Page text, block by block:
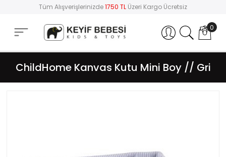
Tüm Alışverişlerinizde1750 TL Üzeri Kargo Ücretsiz
Hesabım 0
ChildHome Kanvas Kutu Mini Boy // Gri